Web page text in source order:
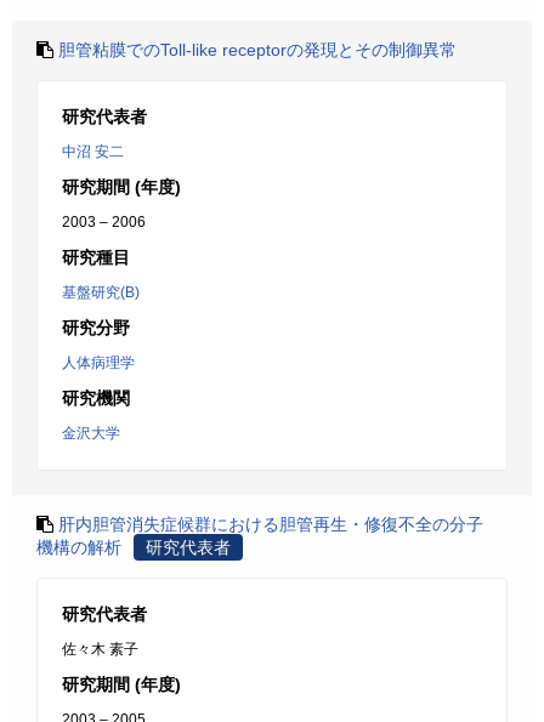
胆管粘膜でのToll-like receptorの発現とその制御異常
研究代表者
中沼 安二
研究期間 (年度)
2003 – 2006
研究種目
基盤研究(B)
研究分野
人体病理学
研究機関
金沢大学
肝内胆管消失症候群における胆管再生・修復不全の分子
機構の解析
研究代表者
研究代表者
佐々木 素子
研究期間 (年度)